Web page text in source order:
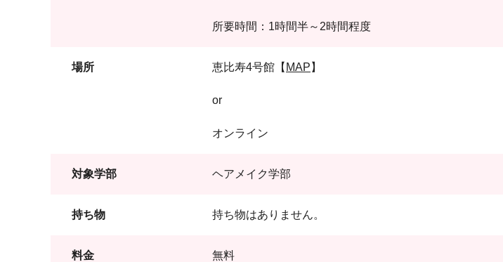
所要時間：1時間半～2時間程度
場所 恵比寿4号館【 MAP 】
or
オンライン
対象学部 ヘアメイク学部
持ち物 持ち物はありません。
料金 無料